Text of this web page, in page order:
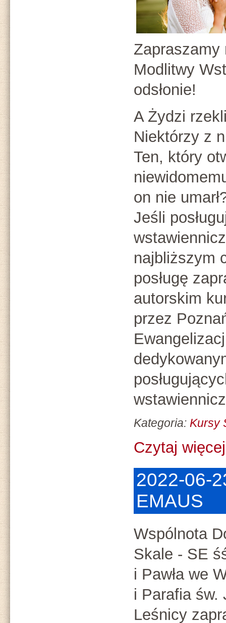
Zapraszamy
Modlitwy
odsłonie!
A Żydzi
Niektórzy z
Ten, który
on nie
Jeśli
najbliższym
posługę
autorskim
przez
Kategoria: Kursy
Czytaj
2022-06-
EMAUS
Wspólnota
Skale - SE
i Pawła we
i Parafia św.
Leśnicy